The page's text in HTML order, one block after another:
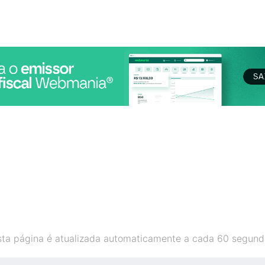
página é atualizada automaticamente a cada 60